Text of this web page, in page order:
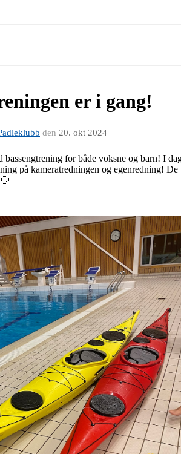
er i gang!
den 20. okt 2024
bassengtrening for både voksne og barn! I
på kameratredningen og egenredning! De